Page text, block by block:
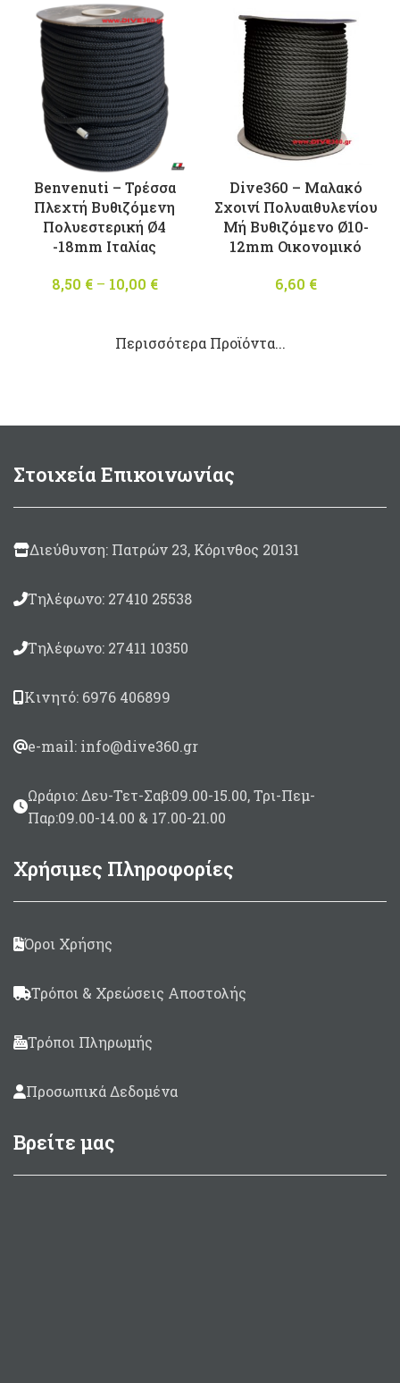
Benvenuti – Τρέσσα
Πλεχτή Βυθιζόμενη
Πολυεστερική Ø4
-18mm Ιταλίας
8,50 € – 10,00 €
through
Dive360 – Μαλακό
Σχοινί Πολυαιθυλενίου
Μή Βυθιζόμενο Ø10-
12mm Οικονομικό
6,60 €
Περισσότερα Προϊόντα...
Στοιχεία Επικοινωνίας
Διεύθυνση: Πατρών 23, Κόρινθος 20131
Τηλέφωνο: 27410 25538
Τηλέφωνο: 27411 10350
Κινητό: 6976 406899
e-mail: info@dive360.gr
Ωράριο: Δευ-Τετ-Σαβ:09.00-15.00, Τρι-Πεμ-
Παρ:09.00-14.00 & 17.00-21.00
Χρήσιμες Πληροφορίες
Όροι Χρήσης
Τρόποι & Χρεώσεις Αποστολής
Τρόποι Πληρωμής
Προσωπικά Δεδομένα
Βρείτε μας